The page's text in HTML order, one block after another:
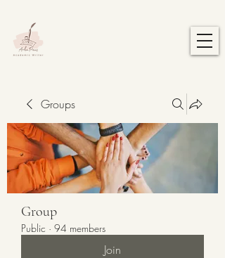
Groups
Group
Public · 94 members
Join